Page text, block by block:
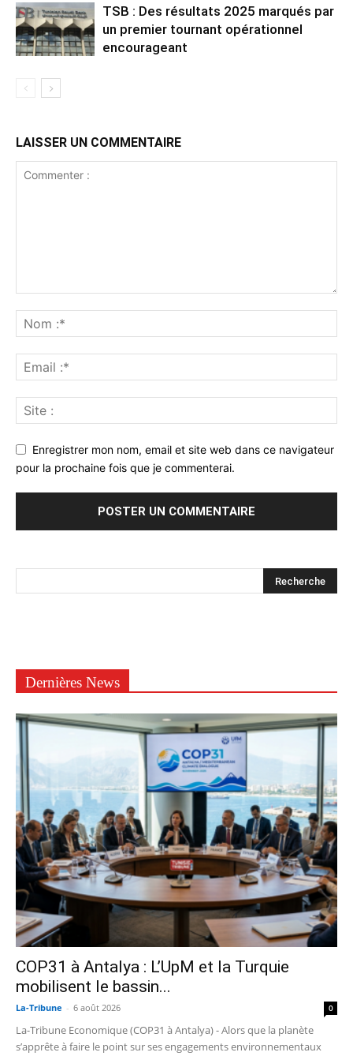
TSB : Des résultats 2025 marqués par
un premier tournant opérationnel
encourageant
LAISSER UN COMMENTAIRE
Enregistrer mon nom, email et site web dans ce navigateur
pour la prochaine fois que je commenterai.
Dernières News
COP31 à Antalya : L’UpM et la Turquie
mobilisent le bassin...
La-Tribune - 6 août 2026 0
La-Tribune Economique (COP31 à Antalya) - Alors que la planète
s’apprête à faire le point sur ses engagements environnementaux